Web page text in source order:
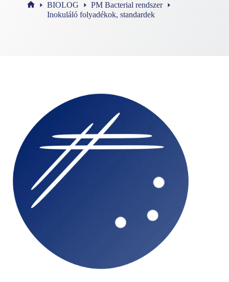
BIOLOG
PM Bacterial rendszer
Inokuláló folyadékok, standardek